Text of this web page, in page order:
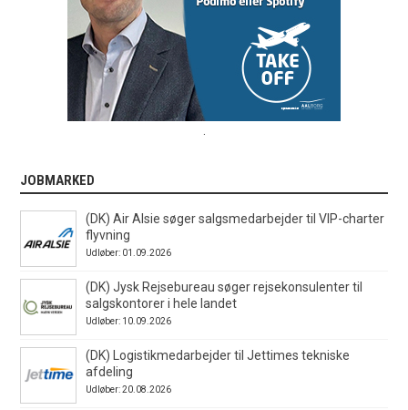
JOBMARKED
(DK) Air Alsie søger salgsmedarbejder til VIP-charter
flyvning
Udløber: 01.09.2026
(DK) Jysk Rejsebureau søger rejsekonsulenter til
salgskontorer i hele landet
Udløber: 10.09.2026
(DK) Logistikmedarbejder til Jettimes tekniske
afdeling
Udløber: 20.08.2026